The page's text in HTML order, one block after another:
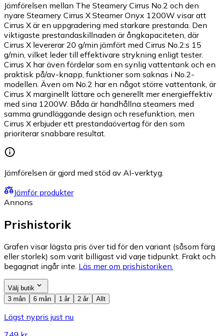
Jämförelsen mellan The Steamery Cirrus No.2 och den
nyare Steamery Cirrus X Steamer Onyx 1200W visar att
Cirrus X är en uppgradering med starkare prestanda. Den
viktigaste prestandaskillnaden är ångkapaciteten, där
Cirrus X levererar 20 g/min jämfört med Cirrus No.2:s 15
g/min, vilket leder till effektivare strykning enligt tester.
Cirrus X har även fördelar som en synlig vattentank och en
praktisk på/av-knapp, funktioner som saknas i No.2-
modellen. Även om No.2 har en något större vattentank, är
Cirrus X marginellt lättare och generellt mer energieffektiv
med sina 1200W. Båda är handhållna steamers med
samma grundläggande design och resefunktion, men
Cirrus X erbjuder ett prestandaövertag för den som
prioriterar snabbare resultat.
Jämförelsen är gjord med stöd av AI-verktyg.
Jämför produkter
Annons
Prishistorik
Grafen visar lägsta pris över tid för den variant (såsom färg
eller storlek) som varit billigast vid varje tidpunkt. Frakt och
begagnat ingår inte. Läs mer om prishistoriken.
Välj butik
3 mån
6 mån 1 år 2 år Allt
Lägst nypris just nu